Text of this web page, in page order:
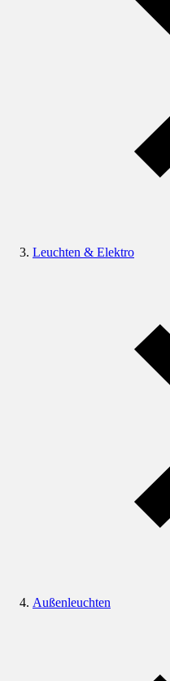
Leuchten & Elektro
Außenleuchten